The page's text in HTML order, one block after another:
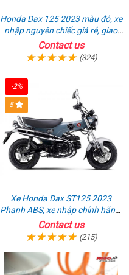
Honda Dax 125 2023 màu đỏ, xe
nhập nguyên chiếc giá rẻ, giao
hồ sơ ngay
Contact us
(324)
-2%
5
Xe Honda Dax ST125 2023
Phanh ABS, xe nhập chính hãng,
bán online giá rẻ
Contact us
(215)